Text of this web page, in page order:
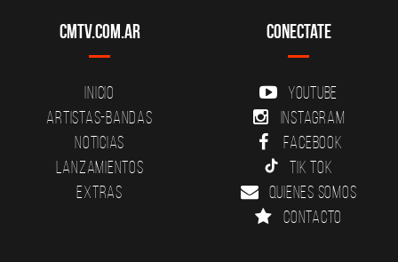
CMTV.com.ar
Inicio
Artistas-Bandas
Noticias
Lanzamientos
Extras
Conectate
YouTube
Instagram
Facebook
Tik Tok
Quienes somos
Contacto